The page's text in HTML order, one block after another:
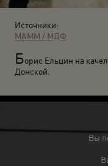
Источники:
МАММ / МДФ
Борис Ельцин на
Донской.
Вы